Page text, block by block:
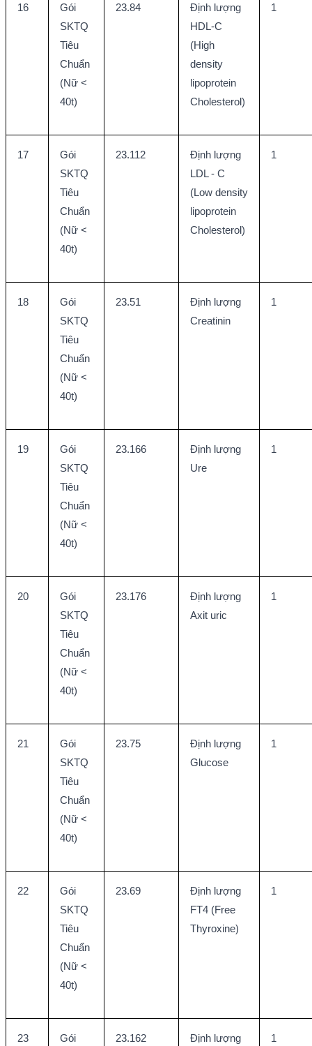
16
Gói
SKTQ
Tiêu
Chuẩn
(Nữ <
40t)
23.84
Định lượng
HDL-C
(High
density
lipoprotein
Cholesterol)
1
17
Gói
SKTQ
Tiêu
Chuẩn
(Nữ <
40t)
23.112
Định lượng
LDL - C
(Low density
lipoprotein
Cholesterol)
1
18
Gói
SKTQ
Tiêu
Chuẩn
(Nữ <
40t)
23.51
Định lượng
Creatinin
1
19
Gói
SKTQ
Tiêu
Chuẩn
(Nữ <
40t)
23.166
Định lượng
Ure
1
20
Gói
SKTQ
Tiêu
Chuẩn
(Nữ <
40t)
23.176
Định lượng
Axit uric
1
21
Gói
SKTQ
Tiêu
Chuẩn
(Nữ <
40t)
23.75
Định lượng
Glucose
1
22
Gói
SKTQ
Tiêu
Chuẩn
(Nữ <
40t)
23.69
Định lượng
FT4 (Free
Thyroxine)
1
23
Gói
23.162
Định lượng
1